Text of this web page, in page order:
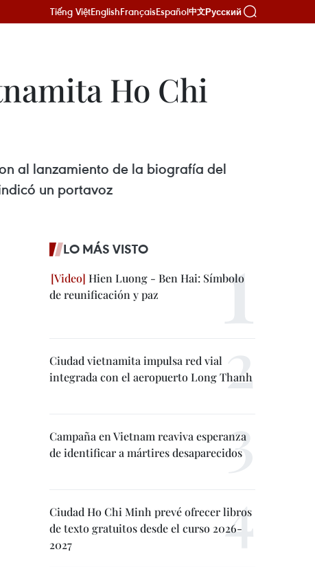
Tiếng ViệtEnglishFrançaisEspañol中文Русский
Ho Chi
al lanzamiento de la biografía del
un portavoz
LO MÁS VISTO
Hien Luong - Ben Hai: Símbolo
de reunificación y paz
Ciudad vietnamita impulsa red vial
integrada con el aeropuerto Long Thanh
Campaña en Vietnam reaviva esperanza
de identificar a mártires desaparecidos
Ciudad Ho Chi Minh prevé ofrecer libros
de texto gratuitos desde el curso 2026-
2027